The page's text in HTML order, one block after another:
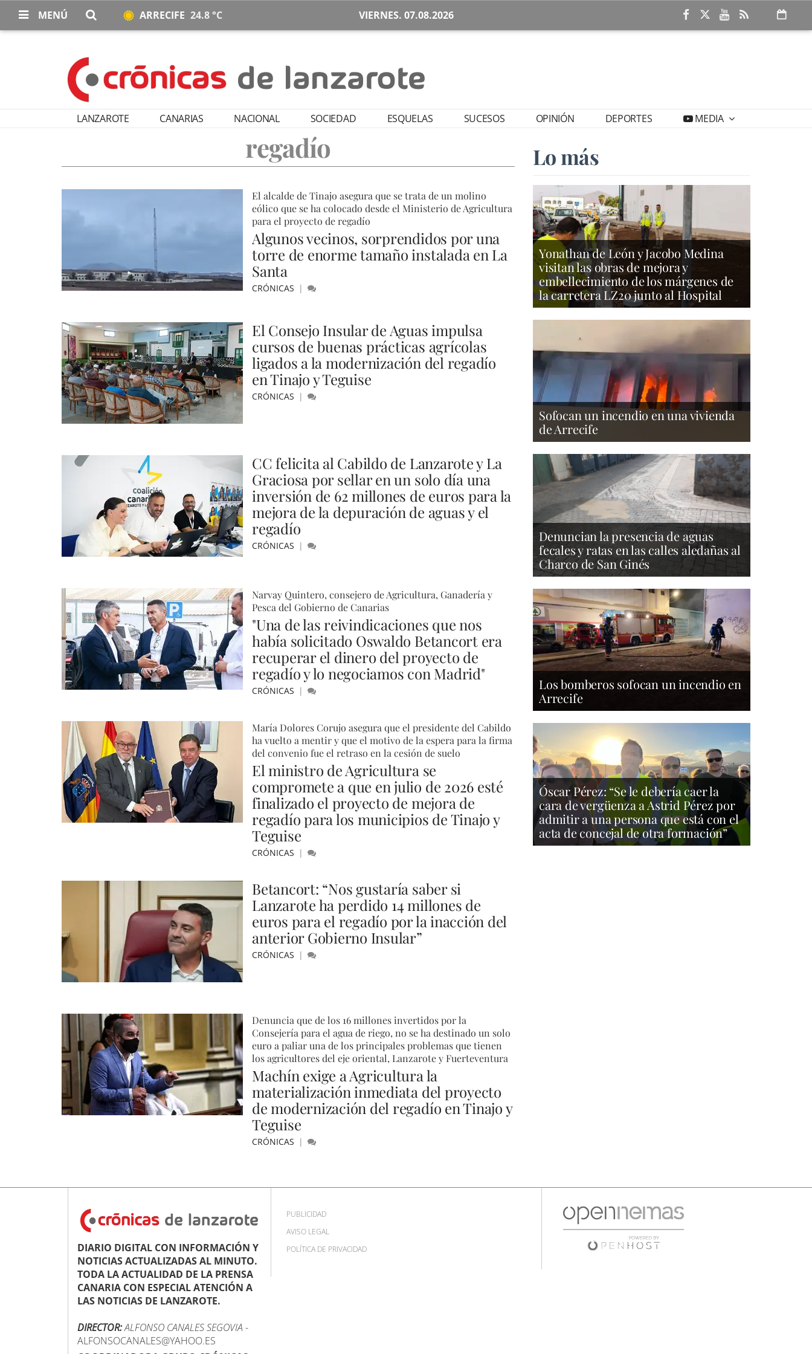
MENÚ ARRECIFE 24.8 °C VIERNES. 07.08.2026
LANZAROTE CANARIAS NACIONAL SOCIEDAD ESQUELAS SUCESOS OPINIÓN DEPORTES MEDIA
regadío
El alcalde de Tinajo asegura que se trata de un molino
eólico que se ha colocado desde el Ministerio de Agricultura
para el proyecto de regadío
Algunos vecinos, sorprendidos por una
torre de enorme tamaño instalada en La
Santa
CRÓNICAS
El Consejo Insular de Aguas impulsa
cursos de buenas prácticas agrícolas
ligados a la modernización del regadío
en Tinajo y Teguise
CRÓNICAS
CC felicita al Cabildo de Lanzarote y La
Graciosa por sellar en un solo día una
inversión de 62 millones de euros para la
mejora de la depuración de aguas y el
regadío
CRÓNICAS
Narvay Quintero, consejero de Agricultura, Ganadería y
Pesca del Gobierno de Canarias
"Una de las reivindicaciones que nos
había solicitado Oswaldo Betancort era
recuperar el dinero del proyecto de
regadío y lo negociamos con Madrid"
CRÓNICAS
María Dolores Corujo asegura que el presidente del Cabildo
ha vuelto a mentir y que el motivo de la espera para la firma
del convenio fue el retraso en la cesión de suelo
El ministro de Agricultura se
compromete a que en julio de 2026 esté
finalizado el proyecto de mejora de
regadío para los municipios de Tinajo y
Teguise
CRÓNICAS
Betancort: “Nos gustaría saber si
Lanzarote ha perdido 14 millones de
euros para el regadío por la inacción del
anterior Gobierno Insular”
CRÓNICAS
Denuncia que de los 16 millones invertidos por la
Consejería para el agua de riego, no se ha destinado un solo
euro a paliar una de los principales problemas que tienen
los agricultores del eje oriental, Lanzarote y Fuerteventura
Machín exige a Agricultura la
materialización inmediata del proyecto
de modernización del regadío en Tinajo y
Teguise
CRÓNICAS
Lo más
Yonathan de León y Jacobo Medina
visitan las obras de mejora y
embellecimiento de los márgenes de
la carretera LZ20 junto al Hospital
Sofocan un incendio en una vivienda
de Arrecife
Denuncian la presencia de aguas
fecales y ratas en las calles aledañas al
Charco de San Ginés
Los bomberos sofocan un incendio en
Arrecife
Óscar Pérez: “Se le debería caer la
cara de vergüenza a Astrid Pérez por
admitir a una persona que está con el
acta de concejal de otra formación”
DIARIO DIGITAL CON INFORMACIÓN Y
NOTICIAS ACTUALIZADAS AL MINUTO.
TODA LA ACTUALIDAD DE LA PRENSA
CANARIA CON ESPECIAL ATENCIÓN A
LAS NOTICIAS DE LANZAROTE.
DIRECTOR:ALFONSO CANALES SEGOVIA -
ALFONSOCANALES@YAHOO.ES
PUBLICIDAD
AVISO LEGAL
POLÍTICA DE PRIVACIDAD